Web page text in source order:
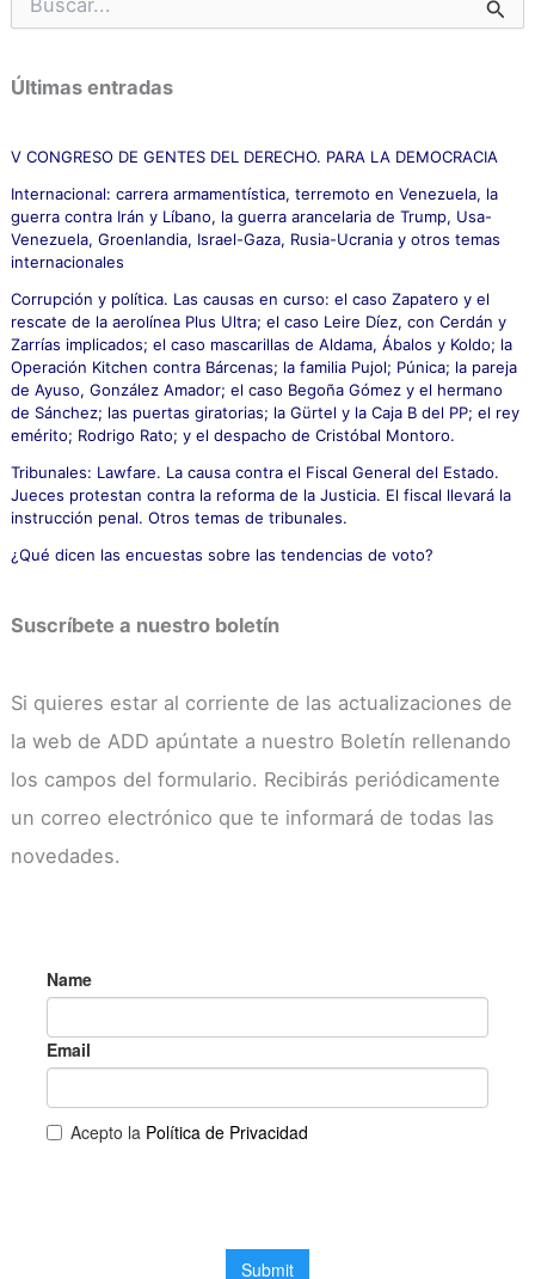
u
c
a
p
r
:
Últimas entradas
V CONGRESO DE GENTES DEL DERECHO. PARA LA DEMOCRACIA
Internacional: carrera armamentística, terremoto en Venezuela, la
guerra contra Irán y Líbano, la guerra arancelaria de Trump, Usa-
Venezuela, Groenlandia, Israel-Gaza, Rusia-Ucrania y otros temas
internacionales
Corrupción y política. Las causas en curso: el caso Zapatero y el
rescate de la aerolínea Plus Ultra; el caso Leire Díez, con Cerdán y
Zarrías implicados; el caso mascarillas de Aldama, Ábalos y Koldo; la
Operación Kitchen contra Bárcenas; la familia Pujol; Púnica; la pareja
de Ayuso, González Amador; el caso Begoña Gómez y el hermano
de Sánchez; las puertas giratorias; la Gürtel y la Caja B del PP; el rey
emérito; Rodrigo Rato; y el despacho de Cristóbal Montoro.
Tribunales: Lawfare. La causa contra el Fiscal General del Estado.
Jueces protestan contra la reforma de la Justicia. El fiscal llevará la
instrucción penal. Otros temas de tribunales.
¿Qué dicen las encuestas sobre las tendencias de voto?
Suscríbete a nuestro boletín
Si quieres estar al corriente de las actualizaciones de
la web de ADD apúntate a nuestro Boletín rellenando
los campos del formulario. Recibirás periódicamente
un correo electrónico que te informará de todas las
novedades.